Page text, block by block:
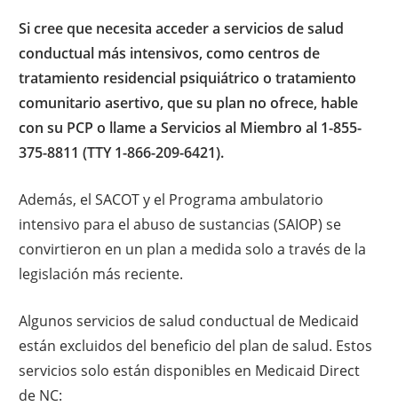
Si cree que necesita acceder a servicios de salud
conductual más intensivos, como centros de
tratamiento residencial psiquiátrico o tratamiento
comunitario asertivo, que su plan no ofrece, hable
con su PCP o llame a Servicios al Miembro al 1-855-
375-8811 (TTY 1-866-209-6421).
Además, el SACOT y el Programa ambulatorio
intensivo para el abuso de sustancias (SAIOP) se
convirtieron en un plan a medida solo a través de la
legislación más reciente.
Algunos servicios de salud conductual de Medicaid
están excluidos del beneficio del plan de salud. Estos
servicios solo están disponibles en Medicaid Direct
de NC: